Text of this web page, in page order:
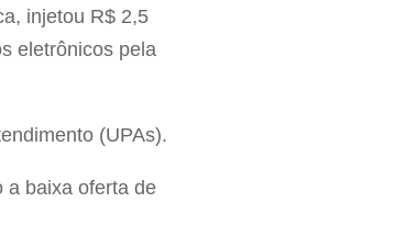
injetou R$ 2,5
eletrônicos pela
(UPAs).
a baixa oferta de